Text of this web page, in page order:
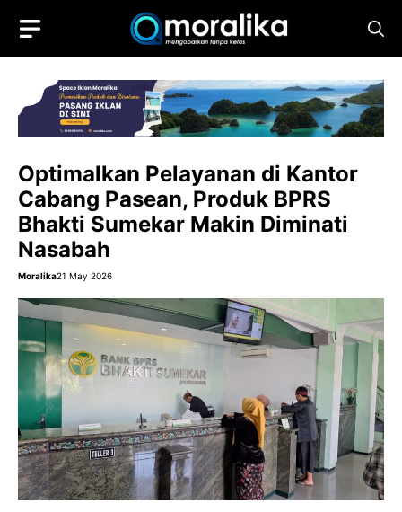
content
Optimalkan Pelayanan di Kantor
Cabang Pasean, Produk BPRS
Bhakti Sumekar Makin Diminati
Nasabah
Moralika21 May 2026